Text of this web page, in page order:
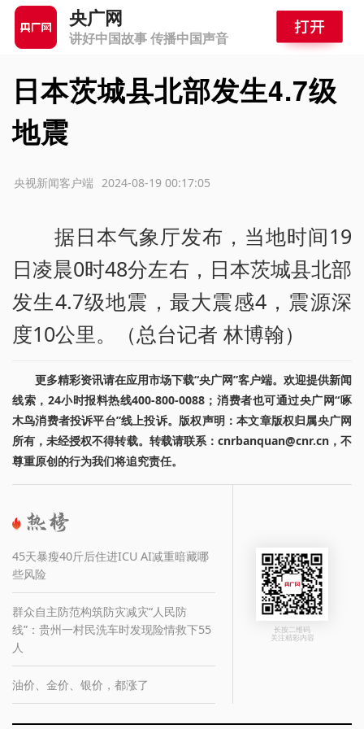
央广网
讲好中国故事 传播中国声音
日本茨城县北部发生4.7级
地震
2024-08-19 00:17:05
央视新闻客户端
据日本气象厅发布，当地时间19
日凌晨0时48分左右，日本茨城县北部
发生4.7级地震，最大震感4，震源深
度10公里。（总台记者 林博翰）
更多精彩资讯请在应用市场下载“央广网”客户端。欢迎提供新闻
线索，24小时报料热线400-800-0088；消费者也可通过央广网“啄
木鸟消费者投诉平台”线上投诉。版权声明：本文章版权归属央广网
所有，未经授权不得转载。转载请联系：cnrbanquan@cnr.cn，不
尊重原创的行为我们将追究责任。
45天暴瘦40斤后住进ICU AI减重暗藏哪
些风险
群众自主防范构筑防灾减灾“人民防
线”：贵州一村民洗车时发现险情救下55
人
油价、金价、银价，都涨了
长按二维码
关注精彩内容